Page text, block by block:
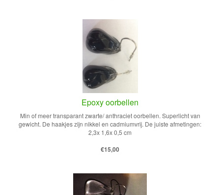
Epoxy oorbellen
Min of meer transparant zwarte/ anthraciet oorbellen. Superlicht van
gewicht. De haakjes zijn nikkel en cadmiumvrij. De juiste afmetingen:
2,3x 1,6x 0,5 cm
€15,00